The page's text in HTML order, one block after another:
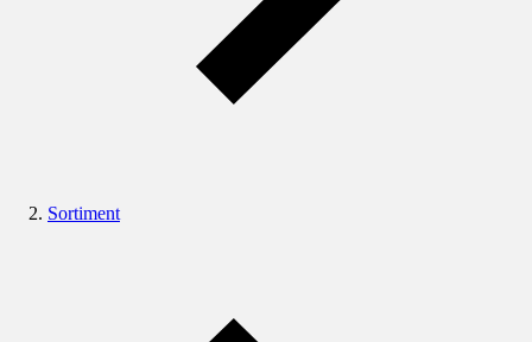
Sortiment